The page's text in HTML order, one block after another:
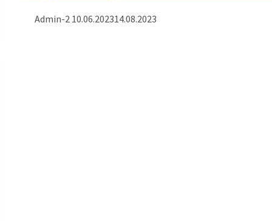
Admin-2 10.06.202314.08.2023